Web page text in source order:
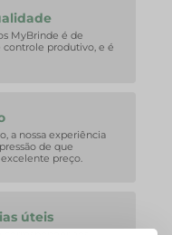
MyBrinde é de
produtivo, e é
a nossa experiência
de que
preço.
úteis